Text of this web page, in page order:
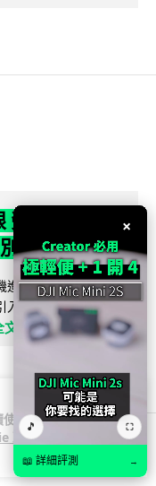
使用
政
勞工處出動熱
精準執法
進行高空巡邏以打擊
入 AI 人臉識別與行為
×
🎵 ⛶
📖 詳細評測 →